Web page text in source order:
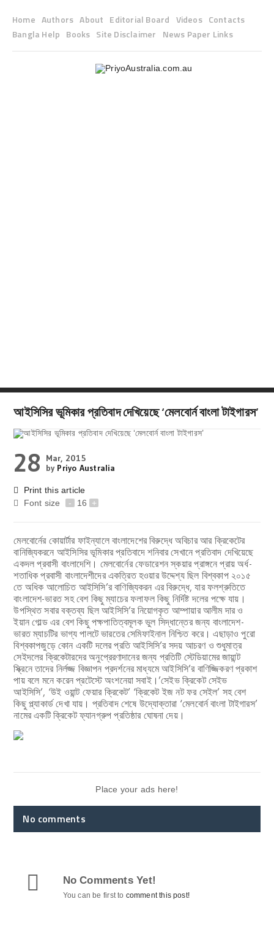
Home Authors About Editorial Board Videos Contacts
Bangla Help Books Site Disclaimer News Paper Links
আইসিসির ভূমিকার প্রতিবাদ দেখিয়েছে ‘মেলবোর্ন বাংলা টাইগারস’
28
Mar, 2015
by Priyo Australia
Print this article
Font size
- 16 +
মেলবোর্নের কোয়ার্টার ফাইন্যালে বাংলাদেশের বিরুদ্ধে অবিচার আর ক্রিকেটের
বানিজ্যিকরনে আইসিসির ভূমিকার প্রতিবাদে শনিবার সেখানে প্রতিবাদ দেখিয়েছে
একদল প্রবাসী বাংলাদেশি। মেলবোর্নের ফেডারেশন স্কয়ার প্রাঙ্গনে প্রায় অর্ধ-
শতাধিক প্রবাসী বাংলাদেশীদের একত্রিত হওয়ার উদ্দেশ্য ছিল বিশ্বকাপ ২০১৫
তে অধিক আলোচিত আইসিসি’র বাণিজ্যিকরন এর বিরুদ্ধে, যার ফলশ্রুতিতে
বাংলাদেশ-ভারত সহ বেশ কিছু ম্যাচের ফলাফল কিছু নির্দিষ্ট দলের পক্ষে যায়।
উপস্থিত সবার বক্তব্য ছিল আইসিসি’র নিয়োগকৃত আম্পায়ার আলীম দার ও
ইয়ান গোল্ড এর বেশ কিছু পক্ষপাতিত্বমূলক ভুল সিদ্ধান্তের জন্য বাংলাদেশ-
ভারত ম্যাচটির ভাগ্য পালটে ভারতের সেমিফাইনাল নিশ্চিত করে। এছাড়াও পুরো
বিশ্বকাপজুড়ে কোন একটি দলের প্রতি আইসিসি’র সদয় আচরণ ও শুধুমাত্র
সেইদলের ক্রিকেটারদের অনুপ্রেরণাদানের জন্য প্রতিটি স্টেডিয়ামের জায়ান্ট
স্ক্রিনে তাদের নির্লজ্জ বিজ্ঞাপন প্রদর্শনের মাধ্যমে আইসিসি’র বাণিজ্জিকরণ প্রকাশ
পায় বলে মনে করেন প্রটেস্টে অংশনেয়া সবাই।’সেইভ ক্রিকেট সেইভ
আইসিসি’, ‘উই ওয়ান্ট ফেয়ার ক্রিকেট’ ‘ক্রিকেট ইজ নট ফর সেইল’ সহ বেশ
কিছু প্ল্যাকার্ড দেখা যায়। প্রতিবাদ শেষে উদ্যোক্তারা ‘মেলবোর্ন বাংলা টাইগারস’
নামের একটি ক্রিকেট ফ্যানগ্রুপ প্রতিষ্ঠার ঘোষনা দেয়।
Place your ads here!
No comments
No Comments Yet!
You can be first to comment this post!